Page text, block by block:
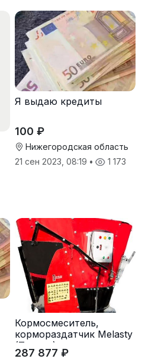
Я выдаю кредиты
100 ₽
Нижегородская область
21 сен 2023, 08:19 • 1 173
Кормосмеситель,
кормораздатчик Melasty
(Турция)
287 877 ₽